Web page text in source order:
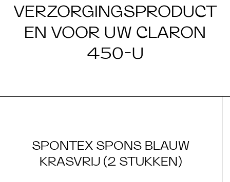
VERZORGINGSPRODUCT
EN VOOR UW CLARON
450-U
SPONTEX SPONS BLAUW
KRASVRIJ (2 STUKKEN)